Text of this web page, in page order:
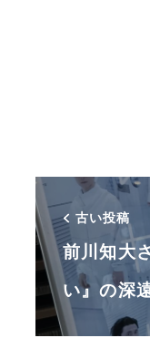
古い投稿
前川知大
い』の深